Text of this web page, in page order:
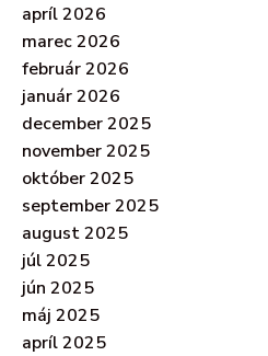
apríl 2026
marec 2026
február 2026
január 2026
december 2025
november 2025
október 2025
september 2025
august 2025
júl 2025
jún 2025
máj 2025
apríl 2025